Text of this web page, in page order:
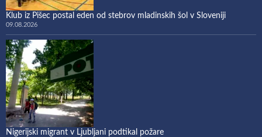
Klub iz Pišec postal eden od stebrov mladinskih šol v Sloveniji
09.08.2026
Nigerijski migrant v Ljubljani podtikal požare